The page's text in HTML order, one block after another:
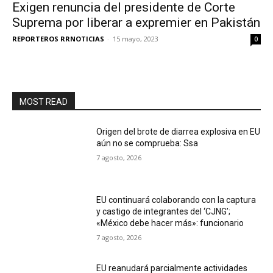
Exigen renuncia del presidente de Corte
Suprema por liberar a expremier en Pakistán
REPORTEROS RRNOTICIAS - 15 mayo, 2023 0
MOST READ
Origen del brote de diarrea explosiva en EU
aún no se comprueba: Ssa
7 agosto, 2026
EU continuará colaborando con la captura
y castigo de integrantes del ‘CJNG’;
«México debe hacer más»: funcionario
7 agosto, 2026
EU reanudará parcialmente actividades